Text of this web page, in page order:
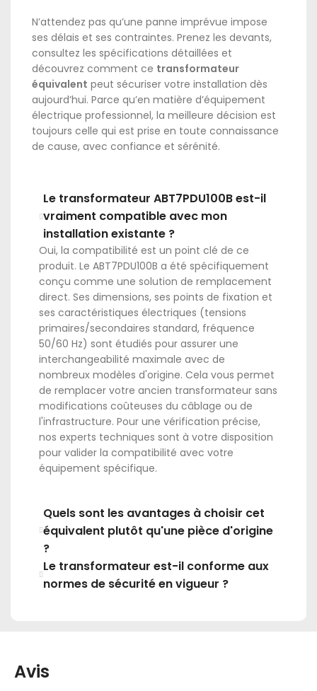
N’attendez pas qu’une panne imprévue impose
ses délais et ses contraintes. Prenez les devants,
consultez les spécifications détaillées et
découvrez comment ce transformateur
équivalent peut sécuriser votre installation dès
aujourd’hui. Parce qu’en matière d’équipement
électrique professionnel, la meilleure décision est
toujours celle qui est prise en toute connaissance
de cause, avec confiance et sérénité.
Le transformateur ABT7PDU100B est-il
vraiment compatible avec mon
installation existante ?
Oui, la compatibilité est un point clé de ce
produit. Le ABT7PDU100B a été spécifiquement
conçu comme une solution de remplacement
direct. Ses dimensions, ses points de fixation et
ses caractéristiques électriques (tensions
primaires/secondaires standard, fréquence
50/60 Hz) sont étudiés pour assurer une
interchangeabilité maximale avec de
nombreux modèles d'origine. Cela vous permet
de remplacer votre ancien transformateur sans
modifications coûteuses du câblage ou de
l'infrastructure. Pour une vérification précise,
nos experts techniques sont à votre disposition
pour valider la compatibilité avec votre
équipement spécifique.
Quels sont les avantages à choisir cet
équivalent plutôt qu'une pièce d'origine
?
Le transformateur est-il conforme aux
normes de sécurité en vigueur ?
Avis